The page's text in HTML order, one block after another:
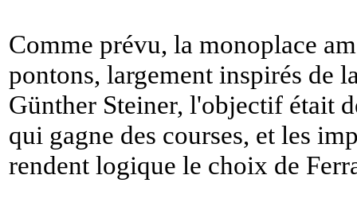
Comme prévu, la monoplace
pontons, largement inspirés de
Günther Steiner, l'objectif était
qui gagne des courses, et les
rendent logique le choix de